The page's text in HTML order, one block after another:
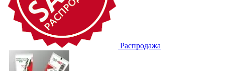
Распродажа